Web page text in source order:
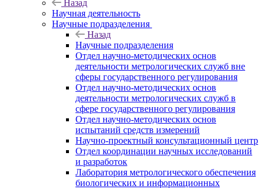
Назад
Научная деятельность
Научные подразделения
Назад
Научные подразделения
Отдел научно-методических основ
деятельности метрологических служб вне
сферы государственного регулирования
Отдел научно-методических основ
деятельности метрологических служб в
сфере государственного регулирования
Отдел научно-методических основ
испытаний средств измерений
Научно-проектный консультационный центр
Отдел координации научных исследований
и разработок
Лаборатория метрологического обеспечения
биологических и информационных